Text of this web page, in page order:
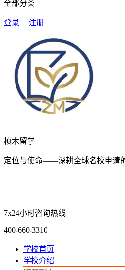
全部分类
登录 | 注册
桢木留学
定位与使命——深耕全球名校申请
7x24小时咨询热线
400-660-3310
学校首页
学校介绍